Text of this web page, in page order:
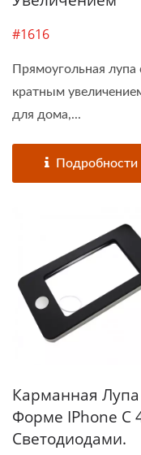
#1616
Прямоугольная лупа
кратным
для дома,...
Подробности
Карманная
Форме IPhone С
Светодиодами.